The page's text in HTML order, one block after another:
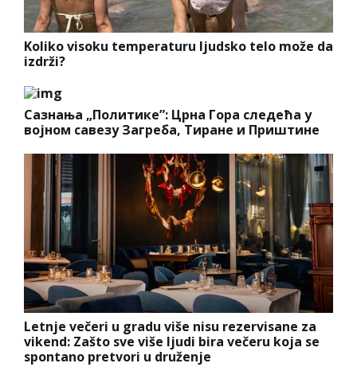
Koliko visoku temperaturu ljudsko telo može da
izdrži?
Сазнања „Политике”: Црна Гора следећа у
војном савезу Загреба, Тиране и Приштине
Letnje večeri u gradu više nisu rezervisane za
vikend: Zašto sve više ljudi bira večeru koja se
spontano pretvori u druženje